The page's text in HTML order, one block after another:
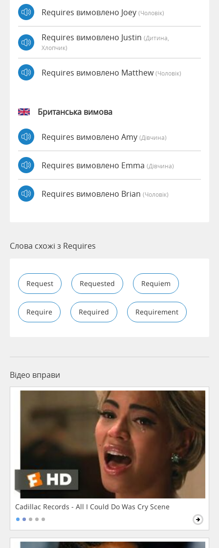
Requires вимовлено Joey (чоловік)
Requires вимовлено Justin (дитина,
Хлопчик)
Requires вимовлено Matthew(чоловік)
Британська вимова
Requires вимовлено Amy (дівчина)
Requires вимовлено Emma (дівчина)
Requires вимовлено Brian (чоловік)
Слова схожі з Requires
Request Requested Requiem
Require Required Requirement
Відео вправи
Cadillac Records - All I Could Do Was Cry Scene